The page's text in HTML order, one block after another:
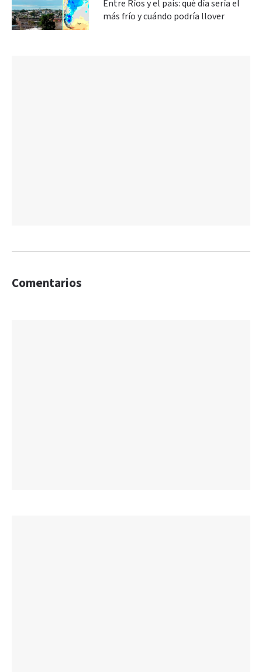
Entre Ríos y el país: qué día sería el
más frío y cuándo podría llover
Comentarios